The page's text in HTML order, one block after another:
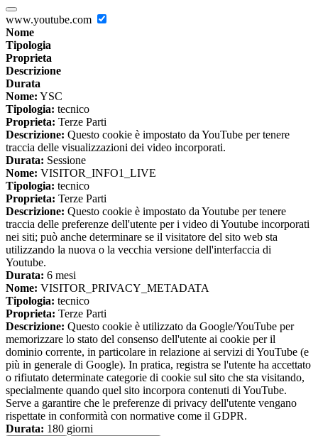
www.youtube.com
Nome
Tipologia
Proprieta
Descrizione
Durata
Nome: YSC
Tipologia: tecnico
Proprieta: Terze Parti
Descrizione: Questo cookie è impostato da YouTube per tenere
traccia delle visualizzazioni dei video incorporati.
Durata: Sessione
Nome: VISITOR_INFO1_LIVE
Tipologia: tecnico
Proprieta: Terze Parti
Descrizione: Questo cookie è impostato da Youtube per tenere
traccia delle preferenze dell'utente per i video di Youtube incorporati
nei siti; può anche determinare se il visitatore del sito web sta
utilizzando la nuova o la vecchia versione dell'interfaccia di
Youtube.
Durata: 6 mesi
Nome: VISITOR_PRIVACY_METADATA
Tipologia: tecnico
Proprieta: Terze Parti
Descrizione: Questo cookie è utilizzato da Google/YouTube per
memorizzare lo stato del consenso dell'utente ai cookie per il
dominio corrente, in particolare in relazione ai servizi di YouTube (e
più in generale di Google). In pratica, registra se l'utente ha accettato
o rifiutato determinate categorie di cookie sul sito che sta visitando,
specialmente quando quel sito incorpora contenuti di YouTube.
Serve a garantire che le preferenze di privacy dell'utente vengano
rispettate in conformità con normative come il GDPR.
Durata: 180 giorni